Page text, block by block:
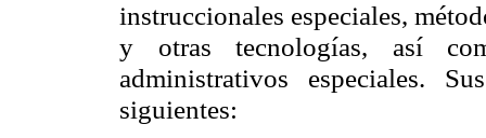
instruccionales especiales,
y otras tecnologías, así
administrativos especiales.
siguientes: